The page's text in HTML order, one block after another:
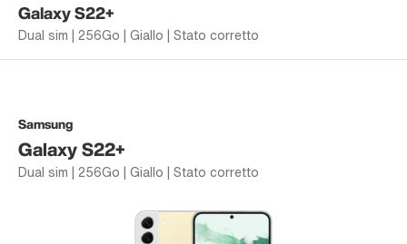
Galaxy S22+
Dual sim | 256Go | Giallo | Stato corretto
Samsung
Galaxy S22+
Dual sim | 256Go | Giallo | Stato corretto